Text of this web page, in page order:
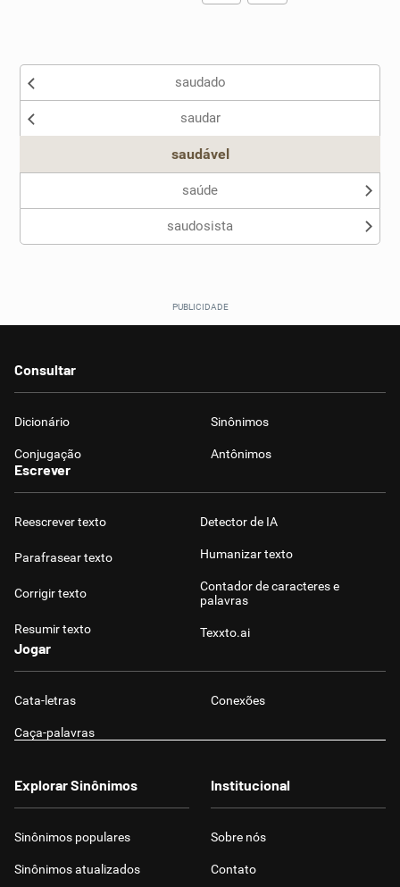
Nenhum dos sinônimos apresentados me ajudou
saudado
saudar
saudável
saúde
saudosista
Consultar
Dicionário Sinônimos
Conjugação Antônimos
Escrever
Reescrever texto
Parafrasear texto
Corrigir texto
Resumir texto
Detector de IA
Humanizar texto
Contador de caracteres e
palavras
Texxto.ai
Jogar
Cata-letras Conexões
Caça-palavras
Explorar Sinônimos
Sinônimos populares
Sinônimos atualizados
Institucional
Sobre nós
Contato